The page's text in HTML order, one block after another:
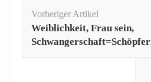
Vorheriger Artikel
Weiblichkeit, Frau sein,